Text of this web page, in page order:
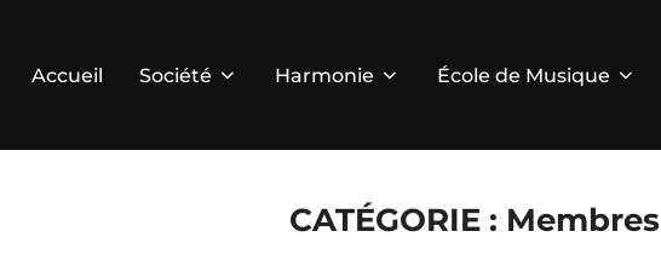
Accueil Société Harmonie École de Musique
CATÉGORIE : Membres